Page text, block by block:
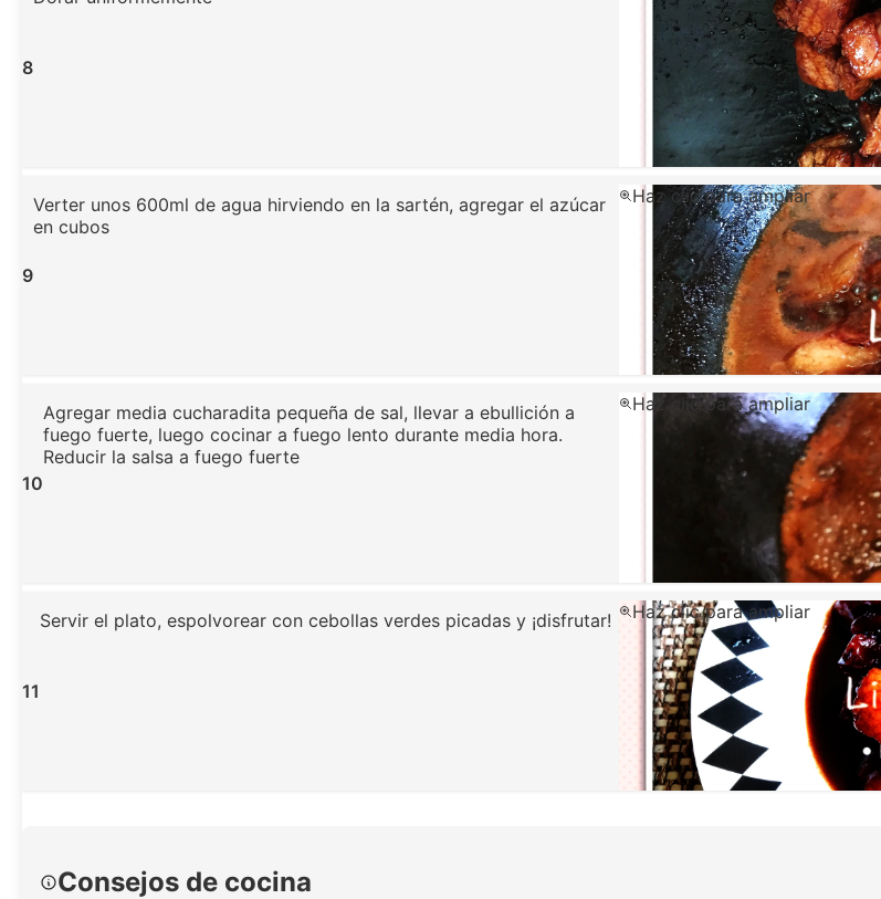
8
9
Verter unos 600ml de agua hirviendo en la sartén, agregar el azúcar
en cubos
Haz clic para ampliar
10
Agregar media cucharadita pequeña de sal, llevar a ebullición a
fuego fuerte, luego cocinar a fuego lento durante media hora.
Reducir la salsa a fuego fuerte
Haz clic para ampliar
11
Servir el plato, espolvorear con cebollas verdes picadas y ¡disfrutar! Haz clic para ampliar
Consejos de cocina